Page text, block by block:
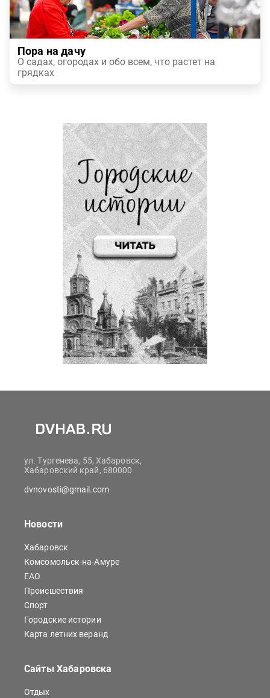
Пора на дачу
О садах, огородах и обо всем, что растет на
грядках
ул. Тургенева, 55, Хабаровск,
Хабаровский край, 680000
dvnovosti@gmail.com
Новости
Хабаровск
Комсомольск-на-Амуре
ЕАО
Происшествия
Спорт
Городские истории
Карта летних веранд
Сайты Хабаровска
Отдых